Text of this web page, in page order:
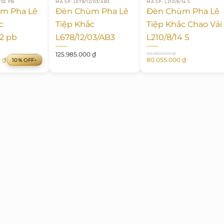
02 PB
Pha Lê
pb
₫ 10% OFF
MÃ SP: L678/12/03/AB3
Đèn Chùm Pha Lê
Tiệp Khắc
L678/12/03/AB3
125.985.000 ₫
MÃ SP: L210/8/14 S
Đèn Chùm Pha Lê
Tiệp Khắc Chao Vải
L210/8/14 S
88.950.000₫
Giá
gốc
80.055.000₫
Giá
hiện